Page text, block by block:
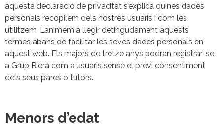
aquesta declaració de privacitat s’explica quines dades
personals recopilem dels nostres usuaris i com les
utilitzem. L’animem a llegir detingudament aquests
termes abans de facilitar les seves dades personals en
aquest web. Els majors de tretze anys podran registrar-se
a Grup Riera com a usuaris sense el previ consentiment
dels seus pares o tutors.
Menors d’edat